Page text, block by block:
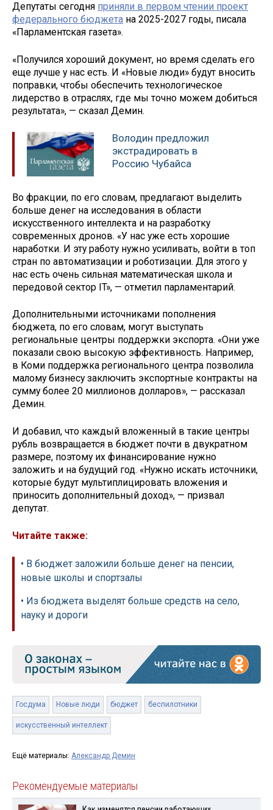
Депутаты сегодня приняли в первом чтении проект
федерального бюджета на 2025-2027 годы, писала
«Парламентская газета».
«Получился хороший документ, но время сделать его
еще лучше у нас есть. И «Новые люди» будут вносить
поправки, чтобы обеспечить технологическое
лидерство в отраслях, где мы точно можем добиться
результата», — сказал Демин.
Володин предложил
экстрадировать в
Россию Чубайса
Во фракции, по его словам, предлагают выделить
больше денег на исследования в области
искусственного интеллекта и на разработку
современных дронов. «У нас уже есть хорошие
наработки. И эту работу нужно усиливать, войти в топ
стран по автоматизации и роботизации. Для этого у
нас есть очень сильная математическая школа и
передовой сектор IT», — отметил парламентарий.
Дополнительными источниками пополнения
бюджета, по его словам, могут выступать
региональные центры поддержки экспорта. «Они уже
показали свою высокую эффективность. Например,
в Коми поддержка регионального центра позволила
малому бизнесу заключить экспортные контракты на
сумму более 20 миллионов долларов», — рассказал
Демин.
И добавил, что каждый вложенный в такие центры
рубль возвращается в бюджет почти в двукратном
размере, поэтому их финансирование нужно
заложить и на будущий год. «Нужно искать источники,
которые будут мультиплицировать вложения и
приносить дополнительный доход», — призвал
депутат.
Читайте также:
• В бюджет заложили больше денег на пенсии,
новые школы и спортзалы
• Из бюджета выделят больше средств на село,
науку и дороги
Госдума Новые люди бюджет беспилотники
искусственный интеллект
Ещё материалы: Александр Демин
Рекомендуемые материалы